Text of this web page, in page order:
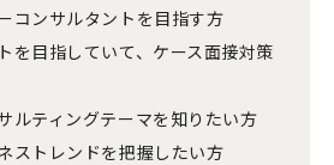
コンサルタントを目指す方
を目指していて、ケース面接対策
ルティングテーマを知りたい方
ストレンドを把握したい方